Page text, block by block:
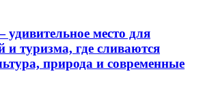
место для
и туризма, где сливаются
природа и современные